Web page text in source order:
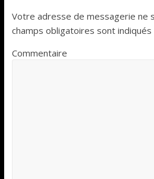
Votre adresse de messagerie ne
champs obligatoires sont indiqués
Commentaire